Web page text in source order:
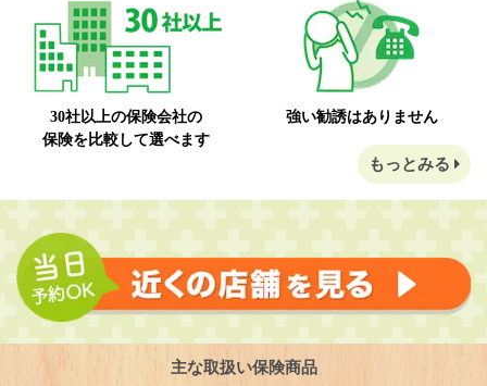
30社以上の保険会社の
保険を比較して選べます
強い勧誘はありません
もっとみる
主な取扱い保険商品